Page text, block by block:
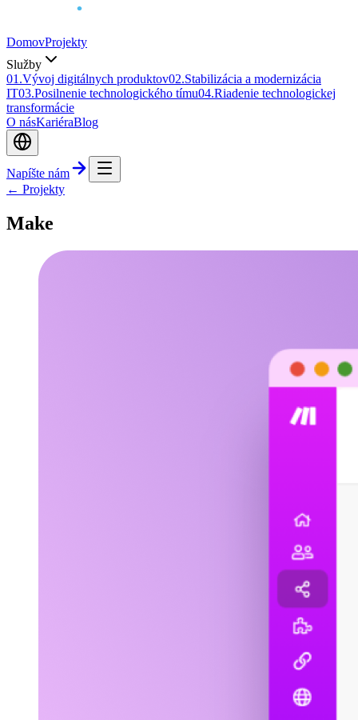
DomovProjekty
Služby
01 .Vývoj digitálnych produktov02.Stabilizácia a modernizácia
IT03.Posilnenie technologického tímu04.Riadenie technologickej
transformácie
O násKariéraBlog
Napíšte nám
← Projekty
Make